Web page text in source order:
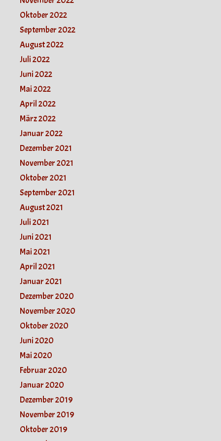
Oktober 2022
September 2022
August 2022
Juli 2022
Juni 2022
Mai 2022
April 2022
März 2022
Januar 2022
Dezember 2021
November 2021
Oktober 2021
September 2021
August 2021
Juli 2021
Juni 2021
Mai 2021
April 2021
Januar 2021
Dezember 2020
November 2020
Oktober 2020
Juni 2020
Mai 2020
Februar 2020
Januar 2020
Dezember 2019
November 2019
Oktober 2019